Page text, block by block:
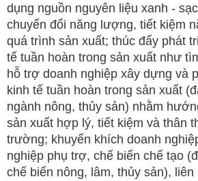
dụng nguồn nguyên liệu xanh -
chuyển đổi năng lượng, tiết kiệm
quá trình sản xuất; thúc đẩy phát
tế tuần hoàn trong sản xuất như
hỗ trợ doanh nghiệp xây dựng và
kinh tế tuần hoàn trong sản xuất
ngành nông, thủy sản) nhằm
sản xuất hợp lý, tiết kiệm và thân
trường; khuyến khích doanh
nghiệp phụ trợ, chế biến chế tạo
chế biến nông, lâm, thủy sản), liên